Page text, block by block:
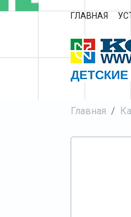
ГЛАВНАЯ
Главная